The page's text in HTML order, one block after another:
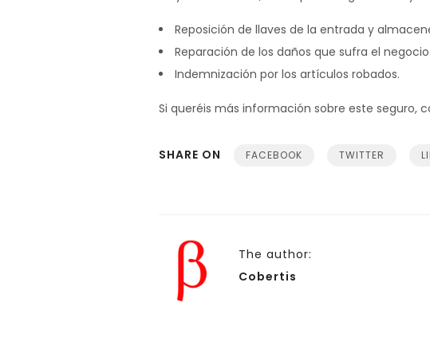
Reposición de llaves de la entrada y
Reparación de los daños que sufra el
Indemnización por los artículos robados.
Si queréis más información sobre este seguro,
SHARE ON FACEBOOK TWITTER
The author:
Cobertis